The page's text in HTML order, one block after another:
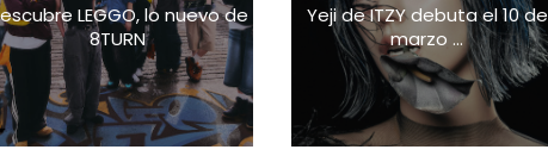
LEGGO, lo nuevo de
8TURN
Yeji de ITZY debuta el 10 de
marzo ...